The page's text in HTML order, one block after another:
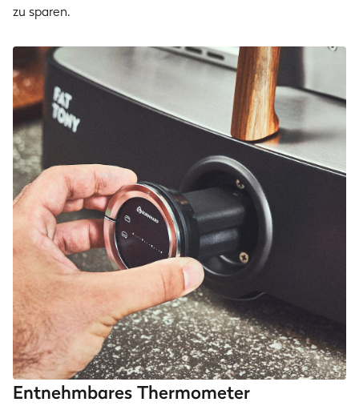
zu sparen.
Entnehmbares Thermometer